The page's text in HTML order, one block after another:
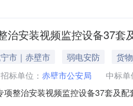
治安装视频监控设备37套
市｜赤壁市 弱电安防
货物
招标单位： 赤壁市公安局
中标单
项整治安装视频监控设备37套及